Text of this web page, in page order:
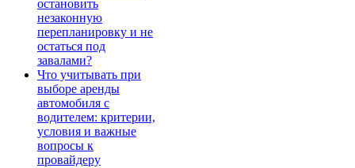
остановить
незаконную
перепланировку и не
остаться под
завалами?
Что учитывать при
выборе аренды
автомобиля с
водителем: критерии,
условия и важные
вопросы к
провайдеру